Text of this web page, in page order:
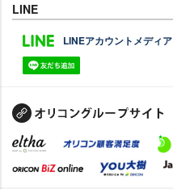
LINE
LINEアカウントメディア